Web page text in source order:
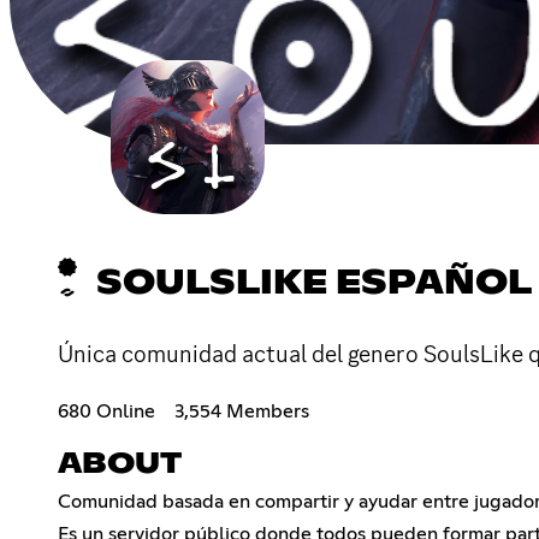
SOULSLIKE ESPAÑOL
Única comunidad actual del genero SoulsLike
680 Online 3,554 Members
ABOUT
Comunidad basada en compartir y ayudar entre
Es un servidor público donde todos pueden formar